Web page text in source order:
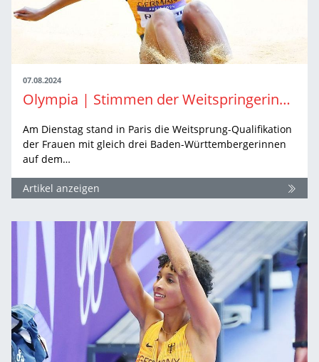
07.08.2024
Olympia | Stimmen der Weitspringerinnen
Am Dienstag stand in Paris die Weitsprung-Qualifikation
der Frauen mit gleich drei Baden-Württembergerinnen
auf dem…
Artikel anzeigen